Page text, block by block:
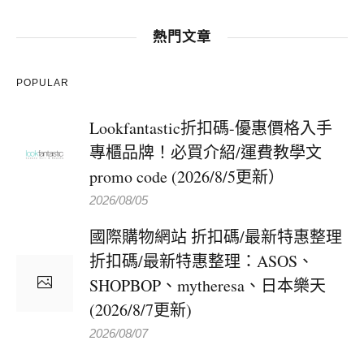
熱門文章
POPULAR
Lookfantastic折扣碼-優惠價格入手
專櫃品牌！必買介紹/運費教學文
promo code (2026/8/5更新）
2026/08/05
國際購物網站 折扣碼/最新特惠整理
折扣碼/最新特惠整理：ASOS、
SHOPBOP、mytheresa、日本樂天
(2026/8/7更新)
2026/08/07